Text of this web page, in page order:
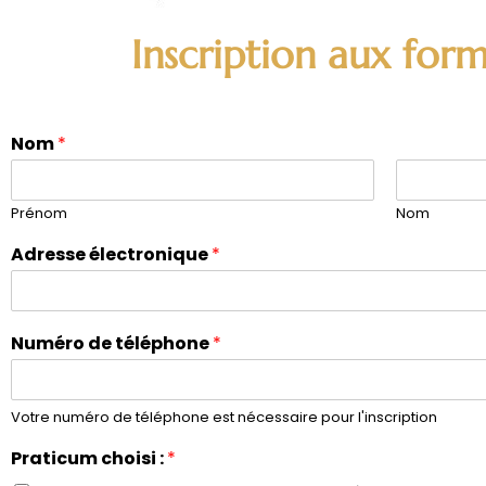
Inscription aux
Nom*
Prénom Nom
Adresse électronique*
Numéro de téléphone*
Votre numéro de téléphone est nécessaire pour l'inscription
Praticum choisi :*